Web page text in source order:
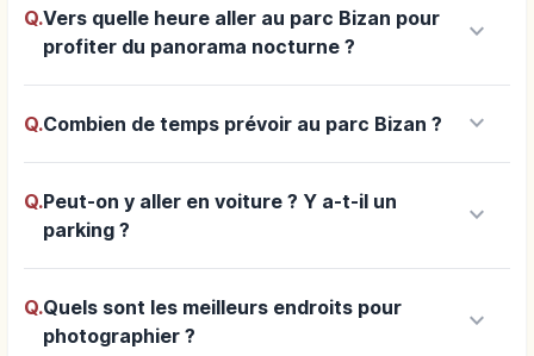
Q.Vers quelle heure aller au parc Bizan pour
profiter du panorama nocturne ?
keyboard_arrow_down
Q.Combien de temps prévoir au parc Bizan ? keyboard_arrow_down
Q.Peut-on y aller en voiture ? Y a-t-il un
parking ?
keyboard_arrow_down
Q.Quels sont les meilleurs endroits pour
photographier ?
keyboard_arrow_down